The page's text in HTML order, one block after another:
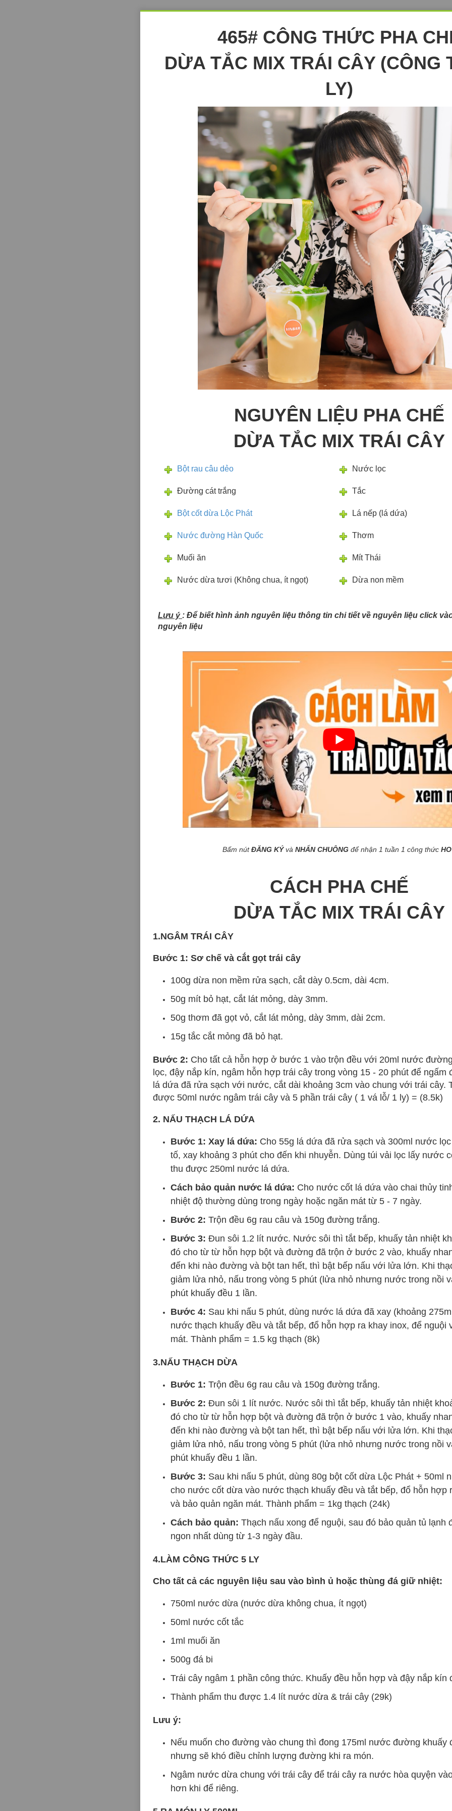
465# CÔNG THỨC PHA
DỪA TẮC MIX TRÁI CÂY (CÔNG
LY)
NGUYÊN LIỆU PHA CHẾ
DỪA TẮC MIX TRÁI CÂY
Bột rau câu dẻo
Đường cát trắng
Bột cốt dừa Lộc Phát
Nước đường Hàn Quốc
Muối ăn
Nước dừa tươi (Không chua, ít ngọt)
Nước lọc
Tắc
Lá nếp (lá dứa)
Thơm
Mít Thái
Dừa non mềm
Lưu ý : Để biết hình ảnh nguyên liệu thông tin chi tiết về nguyên liệu click
nguyên liệu
Bấm nútĐĂNG KÝvà NHẤN CHUÔNG để nhận 1 tuần 1 công thức
CÁCH PHA CHẾ
DỪA TẮC MIX TRÁI CÂY
1.NGÂM TRÁI CÂY
Bước 1: Sơ chế và cắt gọt trái cây
100g dừa non mềm rửa sạch, cắt dày 0.5cm, dài 4cm.
50g mít bỏ hạt, cắt lát mỏng, dày 3mm.
50g thơm đã gọt vỏ, cắt lát mỏng, dày 3mm, dài 2cm.
15g tắc cắt mỏng đã bỏ hạt.
Bước 2: Cho tất cả hỗn hợp ở bước 1 vào trộn đều với 20ml nước
lọc, đậy nắp kín, ngâm hỗn hợp trái cây trong vòng 15 - 20 phút để ngấm
lá dứa đã rửa sạch với nước, cắt dài khoảng 3cm vào chung với trái cây.
được 50ml nước ngâm trái cây và 5 phần trái cây ( 1 vá lỗ/ 1 ly) = (8.5k)
2. NẤU THẠCH LÁ DỨA
Bước 1: Xay lá dứa: Cho 55g lá dứa đã rửa sạch và 300ml nước
tố, xay khoảng 3 phút cho đến khi nhuyễn. Dùng túi vải lọc lấy nước
thu được 250ml nước lá dứa.
Cách bảo quản nước lá dứa: Cho nước cốt lá dứa vào chai thủy
nhiệt độ thường dùng trong ngày hoặc ngăn mát từ 5 - 7 ngày.
Bước 2: Trộn đều 6g rau câu và 150g đường trắng.
Bước 3: Đun sôi 1.2 lít nước. Nước sôi thì tắt bếp, khuấy tản nhiệt
đó cho từ từ hỗn hợp bột và đường đã trộn ở bước 2 vào, khuấy
đến khi nào đường và bột tan hết, thì bật bếp nấu với lửa lớn. Khi
giảm lửa nhỏ, nấu trong vòng 5 phút (lửa nhỏ nhưng nước trong nồi
phút khuấy đều 1 lần.
Bước 4: Sau khi nấu 5 phút, dùng nước lá dứa đã xay (khoảng
nước thạch khuấy đều và tắt bếp, đổ hỗn hợp ra khay inox, để nguội
mát. Thành phẩm = 1.5 kg thạch (8k)
3.NẤU THẠCH DỪA
Bước 1: Trộn đều 6g rau câu và 150g đường trắng.
Bước 2: Đun sôi 1 lít nước. Nước sôi thì tắt bếp, khuấy tản nhiệt
đó cho từ từ hỗn hợp bột và đường đã trộn ở bước 1 vào, khuấy
đến khi nào đường và bột tan hết, thì bật bếp nấu với lửa lớn. Khi
giảm lửa nhỏ, nấu trong vòng 5 phút (lửa nhỏ nhưng nước trong nồi
phút khuấy đều 1 lần.
Bước 3: Sau khi nấu 5 phút, dùng 80g bột cốt dừa Lộc Phát + 50ml
cho nước cốt dừa vào nước thạch khuấy đều và tắt bếp, đổ hỗn hợp
và bảo quản ngăn mát. Thành phẩm = 1kg thạch (24k)
Cách bảo quản: Thạch nấu xong để nguội, sau đó bảo quản tủ lạnh
ngon nhất dùng từ 1-3 ngày đầu.
4.LÀM CÔNG THỨC 5 LY
Cho tất cả các nguyên liệu sau vào bình ủ hoặc thùng đá giữ nhiệt:
750ml nước dừa (nước dừa không chua, ít ngọt)
50ml nước cốt tắc
1ml muối ăn
500g đá bi
Trái cây ngâm 1 phần công thức. Khuấy đều hỗn hợp và đậy nắp kín
Thành phẩm thu được 1.4 lít nước dừa & trái cây (29k)
Lưu ý:
Nếu muốn cho đường vào chung thì đong 175ml nước đường khuấy
nhưng sẽ khó điều chỉnh lượng đường khi ra món.
Ngâm nước dừa chung với trái cây để trái cây ra nước hòa quyện
hơn khi để riêng.